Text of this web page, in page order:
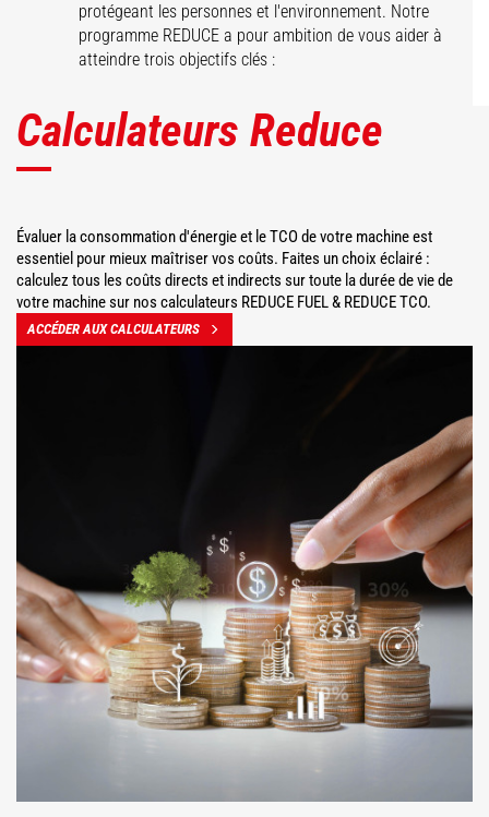
protégeant les personnes et l'environnement. Notre
programme REDUCE a pour ambition de vous aider à
atteindre trois objectifs clés :
Calculateurs Reduce
Évaluer la consommation d'énergie et le TCO de votre machine est
essentiel pour mieux maîtriser vos coûts. Faites un choix éclairé :
calculez tous les coûts directs et indirects sur toute la durée de vie de
votre machine sur nos calculateurs REDUCE FUEL & REDUCE TCO.
ACCÉDER AUX CALCULATEURS